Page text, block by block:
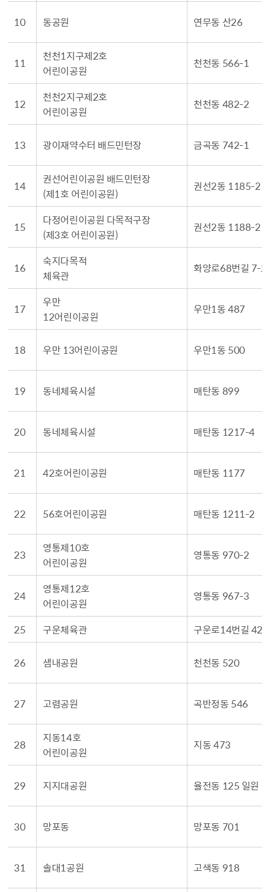
10 동공원 연무동 산26
11
천천1지구제2호
어린이공원
천천동 566-1
12
천천2지구제2호
어린이공원
천천동 482-2
13 광이재약수터 배드민턴장 금곡동 742-1
14
권선어린이공원 배드민턴장
(제1호 어린이공원)
권선2동 1185-2
15
다정어린이공원 다목적구장
(제3호 어린이공원)
권선2동 1188-2
16
숙지다목적
체육관
화양로68번길 7-2
17
우만
12어린이공원
우만1동 487
18 우만 13어린이공원 우만1동 500
19 동네체육시설 매탄동 899
20 동네체육시설 매탄동 1217-4
21 42호어린이공원 매탄동 1177
22 56호어린이공원 매탄동 1211-2
23
영통제10호
어린이공원
영통동 970-2
24
영통제12호
어린이공원
영통동 967-3
25 구운체육관 구운로14번길 42
26 샘내공원 천천동 520
27 고렴공원 곡반정동 546
28
지동14호
어린이공원
지동 473
29 지지대공원 율전동 125 일원
30 망포동 망포동 701
31 솔대1공원 고색동 918